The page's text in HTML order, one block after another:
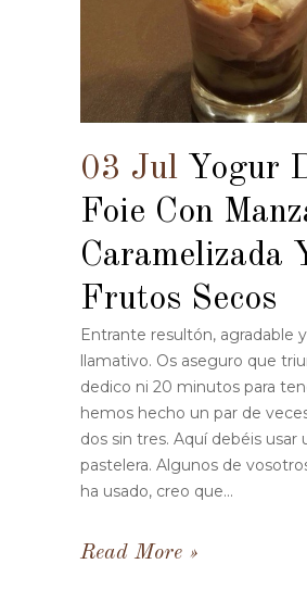
03 Jul Yogur
Foie Con
Caramelizada
Frutos Secos
Entrante resultón, agradable
llamativo. Os aseguro que
dedico ni 20 minutos para
hemos hecho un par de
dos sin tres. Aquí debéis usar
pastelera. Algunos de
ha usado, creo que...
Read More